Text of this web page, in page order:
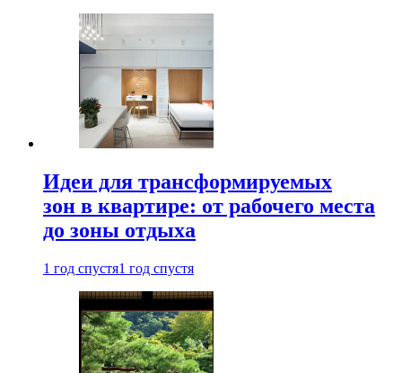
Идеи для трансформируемых
зон в квартире: от рабочего места
до зоны отдыха
1 год спустя1 год спустя